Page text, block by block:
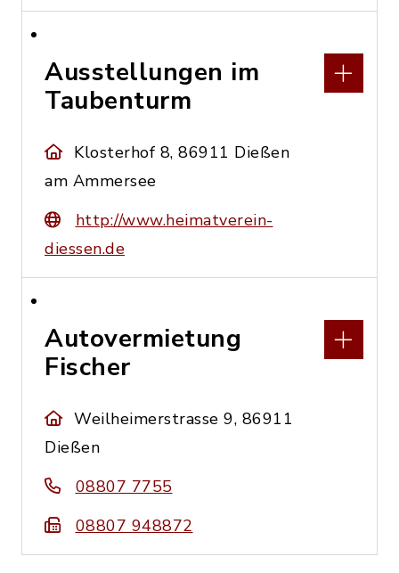
Ausstellungen im
Taubenturm
Klosterhof 8, 86911 Dießen
am Ammersee
http://www.heimatverein-
diessen.de
Autovermietung
Fischer
Weilheimerstrasse 9, 86911
Dießen
08807 7755
08807 948872